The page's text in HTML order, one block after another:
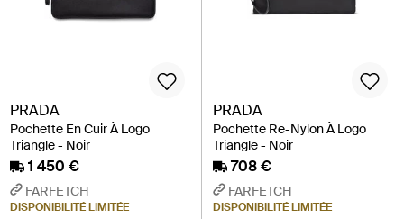
PRADA
Pochette En Cuir À Logo
Triangle - Noir
1 450 €
FARFETCH
DISPONIBILITÉ LIMITÉE
PRADA
Pochette Re-Nylon À Logo
Triangle - Noir
708 €
FARFETCH
DISPONIBILITÉ LIMITÉE